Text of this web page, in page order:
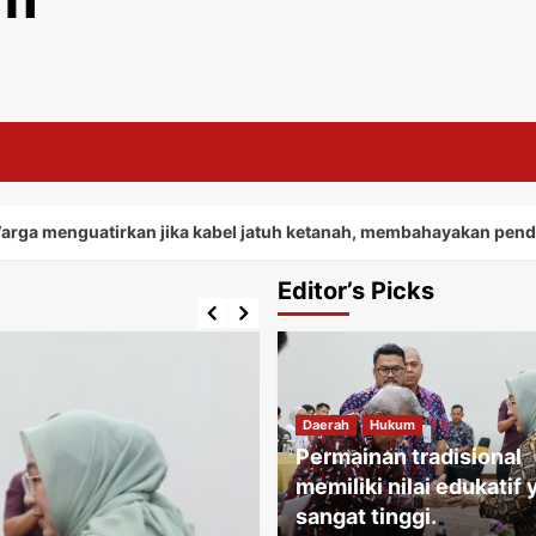
jika kabel jatuh ketanah, membahayakan penduduk
Editor’s Picks
Daerah Hukum
Permainan tradisional
memiliki nilai edukatif
sangat tinggi.